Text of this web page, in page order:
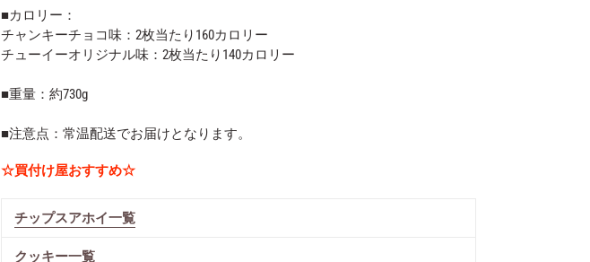
■カロリー：
チャンキーチョコ味：2枚当たり160カロリー
チューイーオリジナル味：2枚当たり140カロリー
■重量：約730g
■注意点：常温配送でお届けとなります。
☆買付け屋おすすめ☆
チップスアホイ一覧
クッキー一覧